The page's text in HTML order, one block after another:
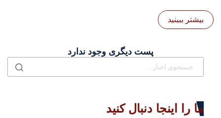
بیشتر ببینید
پست دیگری وجود ندارد
ما را اینجا دنبال کنید